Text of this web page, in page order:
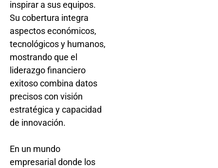
inspirar a sus equipos.
Su cobertura integra
aspectos económicos,
tecnológicos y humanos,
mostrando que el
liderazgo financiero
exitoso combina datos
precisos con visión
estratégica y capacidad
de innovación.
En un mundo
empresarial donde los